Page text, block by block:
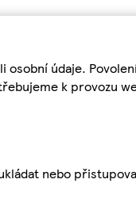
osobní údaje.
k provozu
nebo